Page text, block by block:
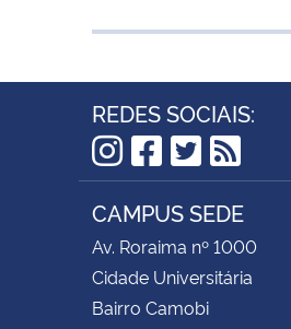
REDES SOCIAIS:
Instagram
Facebook
Twitter
RSS
CAMPUS SEDE
Av. Roraima nº 1000
Cidade Universitária
Bairro Camobi